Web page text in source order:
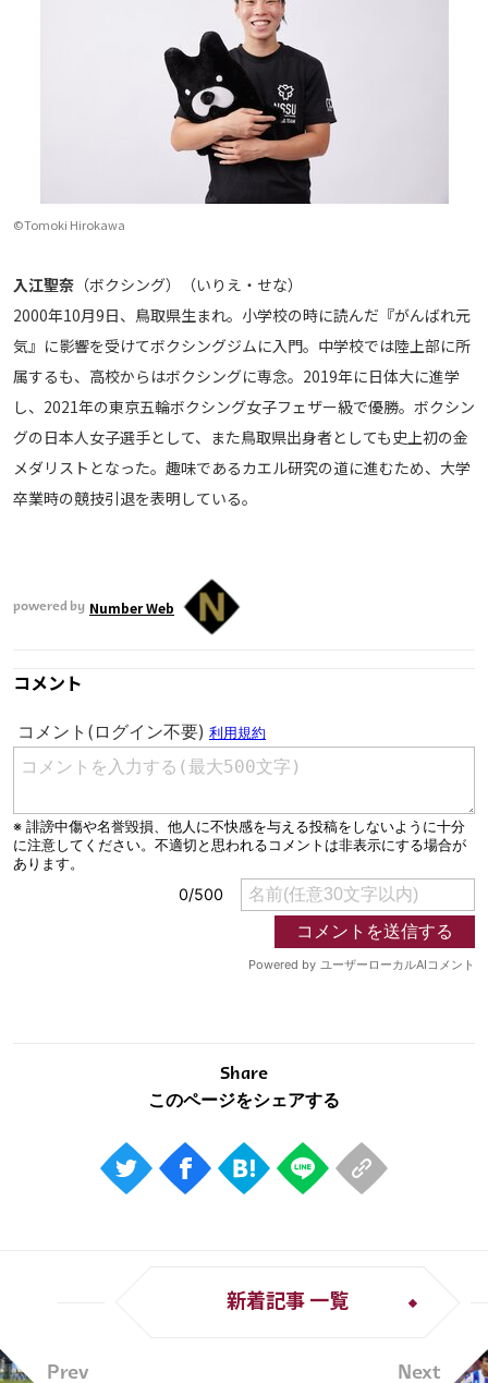
©Tomoki Hirokawa
入江聖奈 （ボクシング）（いりえ・せな）
2000年10月9日、鳥取県生まれ。小学校の時に読んだ『がんばれ元
気』に影響を受けてボクシングジムに入門。中学校では陸上部に所
属するも、高校からはボクシングに専念。2019年に日体大に進学
し、2021年の東京五輪ボクシング女子フェザー級で優勝。ボクシン
グの日本人女子選手として、また鳥取県出身者としても史上初の金
メダリストとなった。趣味であるカエル研究の道に進むため、大学
卒業時の競技引退を表明している。
powered by Number Web
コメント
Share
Prev
新着記事 一覧
Next